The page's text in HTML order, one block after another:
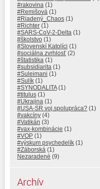
#rakovina (1)
#Remišová (1)
#Riadený_Chaos (1)
#Richter (1)
#SARS-CoV-2-Delta (1)
#školstvo (1)
#Slovenskí Katolíci (1)
#sociálna zvrhlosť (2)
#štatistika (1)
#subsidiarita (1)
#Suleimani (1)
#Sulík (1)
#SYNODALITA(1)
#titulus (1)
#Ukrajina (1)
#USA-SR voj.spolupráca? (1)
#vakcíny (4)
#Vatikán (3)
#vax-kombinácie (1)
#VOP (1)
#výskum psychedelík (1)
#Záborská (1)
Nezaradené (9)
Archív